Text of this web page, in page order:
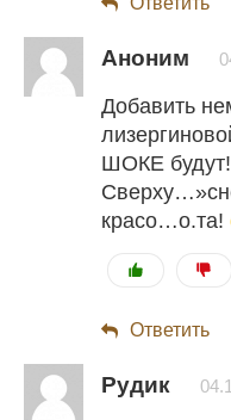
Аноним
Добавить
ШОКЕ будут!
красо…о.та!
Ответить
Рудик